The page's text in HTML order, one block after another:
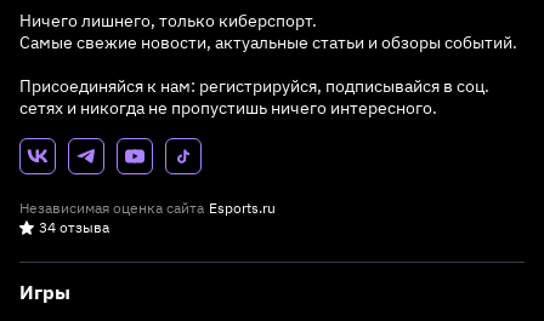
Ничего лишнего, только киберспорт.
Самые свежие новости, актуальные статьи и обзоры событий.
Присоединяйся к нам: регистрируйся, подписывайся в соц.
сетях и никогда не пропустишь ничего интересного.
Независимая оценка сайта Esports.ru
34 отзыва
Игры